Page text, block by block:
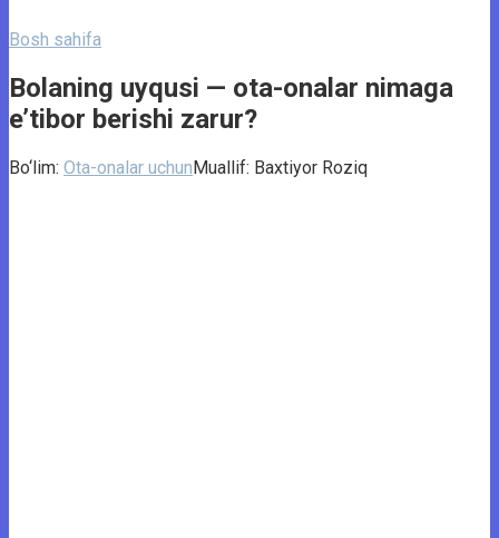
Bosh sahifa
Bolaning uyqusi — ota-onalar nimaga
e’tibor berishi zarur?
Bo‘lim: Ota-onalar uchunMuallif: Baxtiyor Roziq